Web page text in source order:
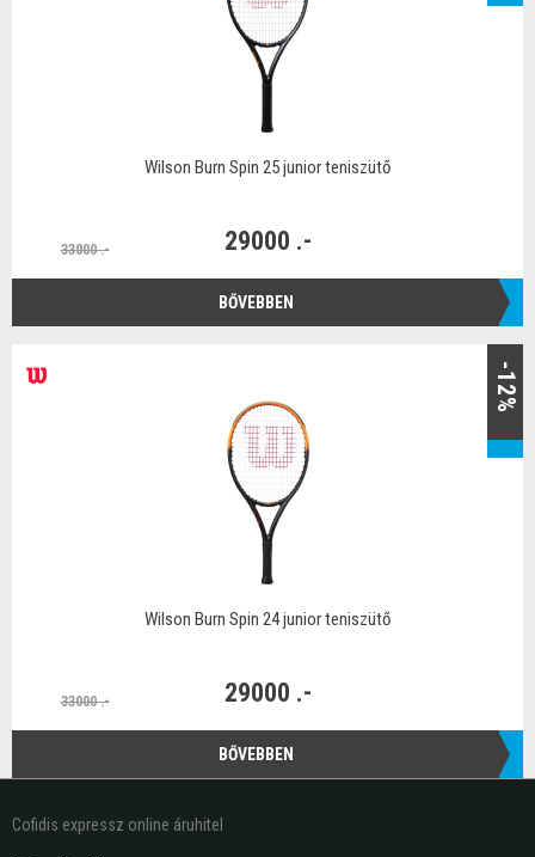
Wilson Burn Spin 25 junior teniszütő
33000 .- 29000 .-
BŐVEBBEN
-12%
Wilson Burn Spin 24 junior teniszütő
33000 .- 29000 .-
BŐVEBBEN
Cofidis expressz online áruhitel